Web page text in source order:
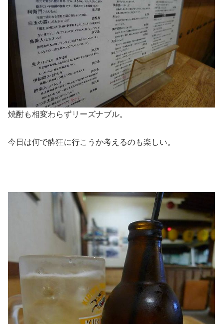
焼酎も相変わらずリーズナブル。
今日は何で酔狂に行こうか考えるのも楽しい。